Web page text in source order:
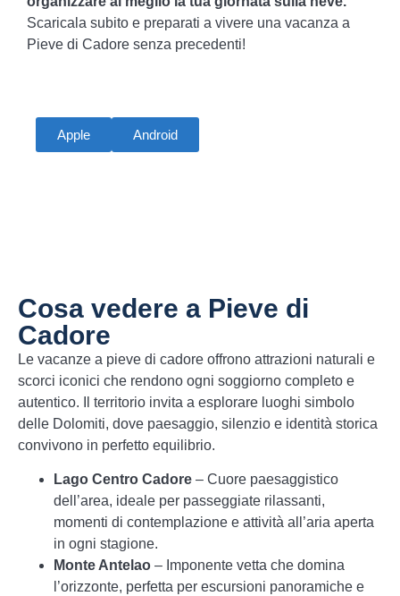
Scaricala subito e preparati a vivere una vacanza a
Pieve di Cadore senza precedenti!
Apple Android
Cosa vedere a Pieve di
Cadore
Le vacanze a pieve di cadore offrono attrazioni naturali e
scorci iconici che rendono ogni soggiorno completo e
autentico. Il territorio invita a esplorare luoghi simbolo
delle Dolomiti, dove paesaggio, silenzio e identità storica
convivono in perfetto equilibrio.
Lago Centro Cadore – Cuore paesaggistico
dell’area, ideale per passeggiate rilassanti,
momenti di contemplazione e attività all’aria aperta
in ogni stagione.
Monte Antelao – Imponente vetta che domina
l’orizzonte, perfetta per escursioni panoramiche e